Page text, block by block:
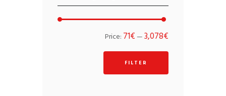
price
price
FILTER
Price: 71€—3,078€